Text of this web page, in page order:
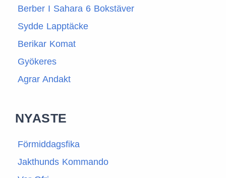
Berber I Sahara 6 Bokstäver
Sydde Lapptäcke
Berikar Komat
Gyökeres
Agrar Andakt
NYASTE
Förmiddagsfika
Jakthunds Kommando